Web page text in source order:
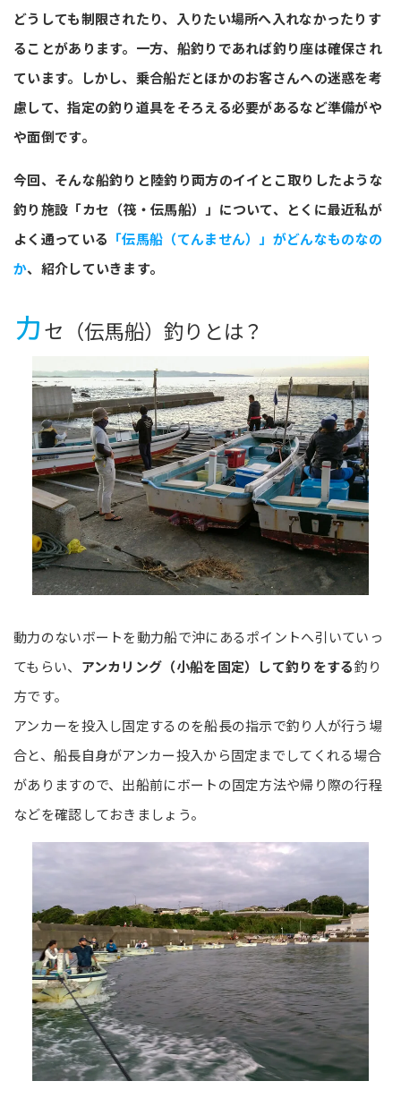
どうしても制限されたり、入りたい場所へ入れなかったりす
ることがあります。一方、船釣りであれば釣り座は確保され
ています。しかし、乗合船だとほかのお客さんへの迷惑を考
慮して、指定の釣り道具をそろえる必要があるなど準備がや
や面倒です。
今回、そんな船釣りと陸釣り両方のイイとこ取りしたような
釣り施設「カセ（筏・伝馬船）」について、とくに最近私が
よく通っている 「伝馬船（てんません）」がどんなものなの
か、紹介していきます。
カセ（伝馬船）釣りとは？
動力のないボートを動力船で沖にあるポイントへ引いていっ
てもらい、 アンカリング（小船を固定）して釣りをする釣り
方です。
アンカーを投入し固定するのを船長の指示で釣り人が行う場
合と、船長自身がアンカー投入から固定までしてくれる場合
がありますので、出船前にボートの固定方法や帰り際の行程
などを確認しておきましょう。